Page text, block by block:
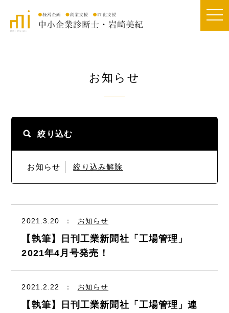
お知らせ
絞り込む
お知らせ 絞り込み解除
2021.3.20 ： お知らせ
【執筆】日刊工業新聞社「工場管理」
2021年4月号発売！
2021.2.22 ： お知らせ
【執筆】日刊工業新聞社「工場管理」連